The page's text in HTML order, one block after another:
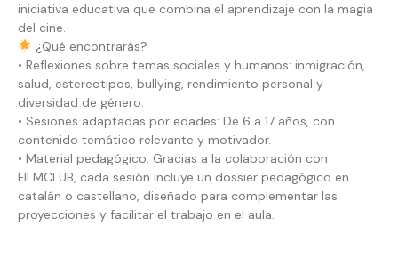
iniciativa educativa que combina el aprendizaje con la magia
del cine.
¿Qué encontrarás?
• Reflexiones sobre temas sociales y humanos: inmigración,
salud, estereotipos, bullying, rendimiento personal y
diversidad de género.
• Sesiones adaptadas por edades: De 6 a 17 años, con
contenido temático relevante y motivador.
• Material pedagógico: Gracias a la colaboración con
FILMCLUB, cada sesión incluye un dossier pedagógico en
catalán o castellano, diseñado para complementar las
proyecciones y facilitar el trabajo en el aula.